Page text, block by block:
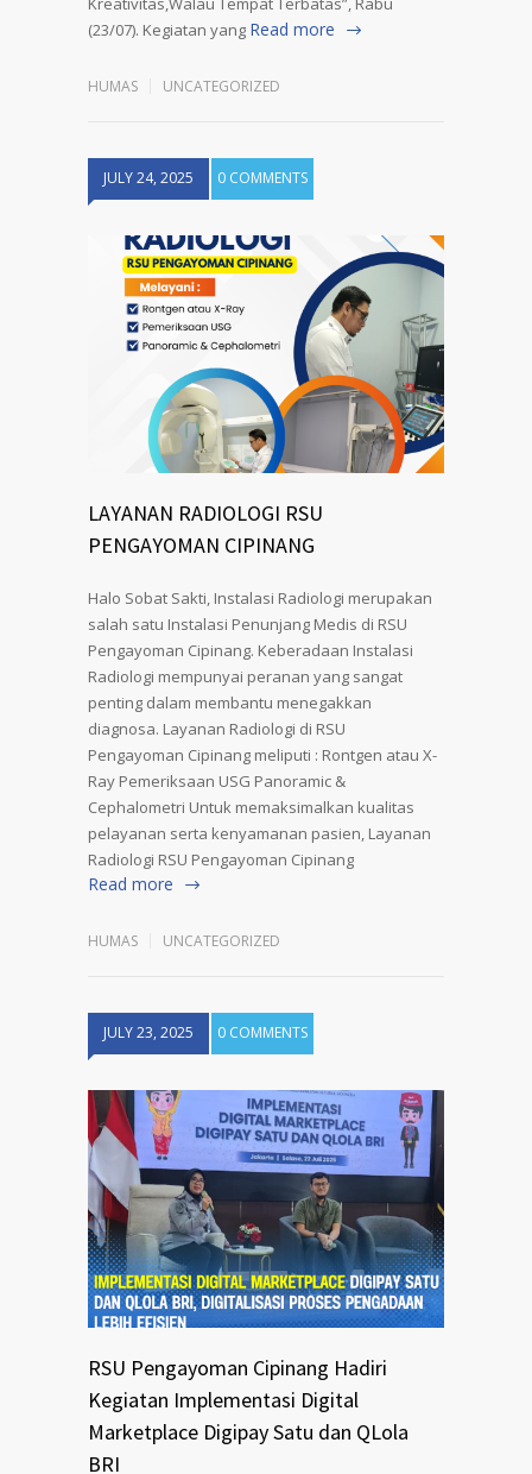
(23/07). Kegiatan yang Read more
HUMAS UNCATEGORIZED
JULY 24, 2025 0 COMMENTS
LAYANAN RADIOLOGI RSU
PENGAYOMAN CIPINANG
Halo Sobat Sakti, Instalasi Radiologi merupakan
salah satu Instalasi Penunjang Medis di RSU
Pengayoman Cipinang. Keberadaan Instalasi
Radiologi mempunyai peranan yang sangat
penting dalam membantu menegakkan
diagnosa. Layanan Radiologi di RSU
Pengayoman Cipinang meliputi : Rontgen atau X-
Ray Pemeriksaan USG Panoramic &
Cephalometri Untuk memaksimalkan kualitas
pelayanan serta kenyamanan pasien, Layanan
Radiologi RSU Pengayoman Cipinang
Read more
HUMAS UNCATEGORIZED
JULY 23, 2025 0 COMMENTS
RSU Pengayoman Cipinang Hadiri
Kegiatan Implementasi Digital
Marketplace Digipay Satu dan QLola
BRI